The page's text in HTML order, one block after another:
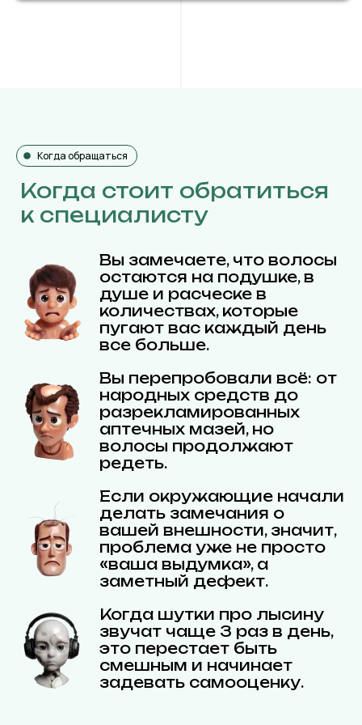
Когда обращаться
Когда стоит обратиться
к специалисту
Вы замечаете, что волосы
остаются на подушке, в
душе и расческе в
количествах, которые
пугают вас каждый день
все больше.
Вы перепробовали всё: от
народных средств до
разрекламированных
аптечных мазей, но
волосы продолжают
редеть.
Если окружающие начали
делать замечания о
вашей внешности, значит,
проблема уже не просто
«ваша выдумка», а
заметный дефект.
Когда шутки про лысину
звучат чаще 3 раз в день,
это перестает быть
смешным и начинает
задевать самооценку.